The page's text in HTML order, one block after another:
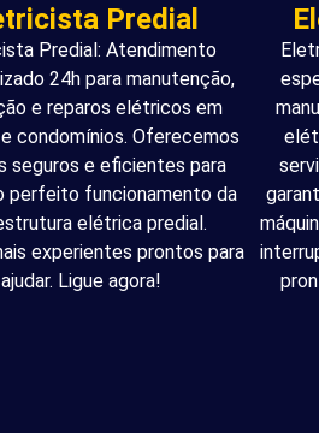
Predial
Predial: Atendimento
24h para manutenção,
e reparos elétricos em
condomínios. Oferecemos
seguros e eficientes para
perfeito funcionamento da
elétrica predial.
experientes prontos para
ajudar. Ligue agora!